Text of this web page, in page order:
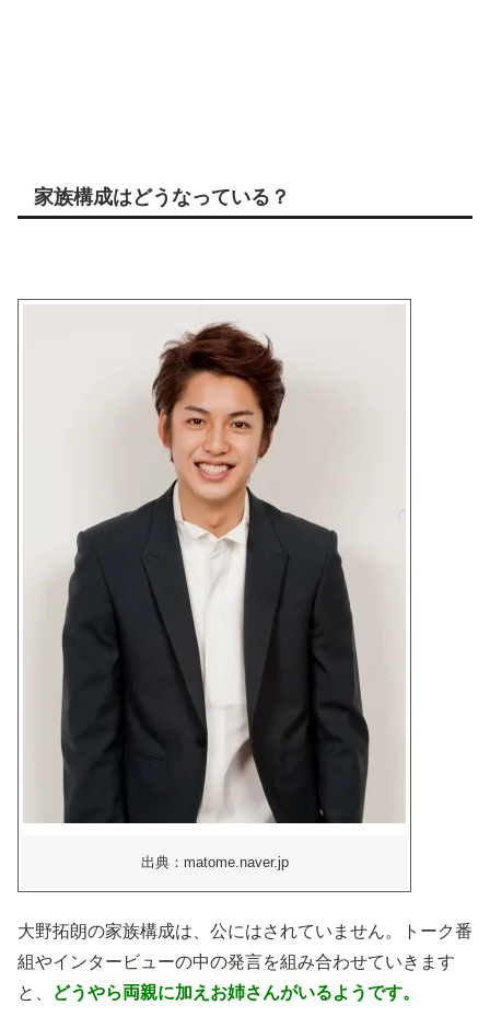
家族構成はどうなっている？
出典：matome.naver.jp
大野拓朗の家族構成は、公にはされていません。トーク番
組やインタービューの中の発言を組み合わせていきます
と、
どうやら両親に加えお姉さんがいるようです。